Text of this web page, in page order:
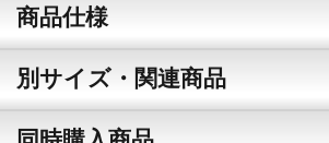
商品仕様
別サイズ・関連商品